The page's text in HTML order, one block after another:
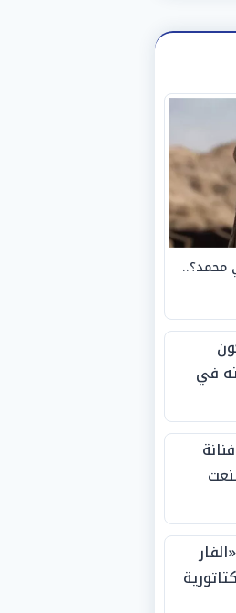
محمد؟..
في